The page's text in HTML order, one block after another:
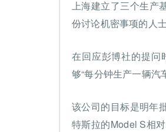
上海建立了三个生产
份讨论机密事项的人
在回应彭博社的提问
够“每分钟生产一辆汽车
该公司的目标是明年
特斯拉的Model S相